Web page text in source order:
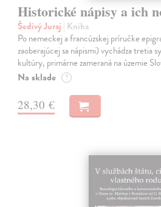
Historické nápisy a ich
Šedivý Juraj | Kniha
Po nemeckej a francúzskej príručke
zaoberajúcej sa nápismi) vychádza tretia
kultúry, primárne zameraná na územie
Na sklade ?
28,30 €